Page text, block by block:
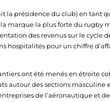
la présidence du club) en tant
marque la plus forte du rugby
des revenus sur le cycle
pour un chiffre
ont été menés en étroite
autour des sections masculine
de l’aéronautique et